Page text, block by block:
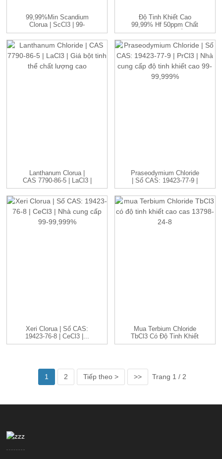
99,99%min Scandium
Clorua | ScCl3 | 99-
99,999...
Độ Tinh Khiết Cao
99,99% Hf 50ppm Chất
Lượng Tinh Chế Hạt
Nhân...
Lanthanum Clorua |
CAS 7790-86-5 | LaCl3 |
H...
Praseodymium Chloride
| Số CAS: 19423-77-9 |
P...
Xeri Clorua | Số CAS:
19423-76-8 | CeCl3 |...
Mua Terbium Chloride
TbCl3 Có Độ Tinh Khiết
Cao Cas 1379...
1 2 Tiếp theo > >> Trang 1 / 2